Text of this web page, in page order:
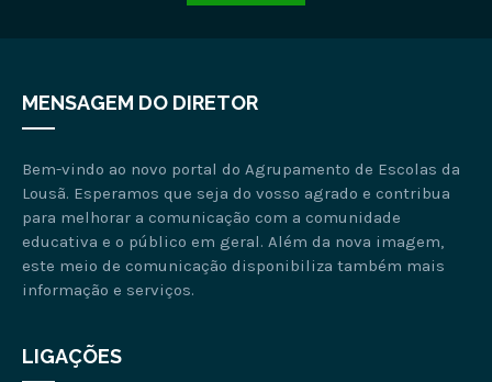
MENSAGEM DO DIRETOR
Bem-vindo ao novo portal do Agrupamento de Escolas da
Lousã. Esperamos que seja do vosso agrado e contribua
para melhorar a comunicação com a comunidade
educativa e o público em geral. Além da nova imagem,
este meio de comunicação disponibiliza também mais
informação e serviços.
LIGAÇÕES